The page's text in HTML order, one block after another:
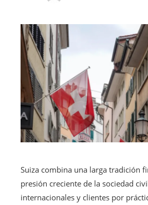
Suiza combina una larga tradición
presión creciente de la sociedad
internacionales y clientes por